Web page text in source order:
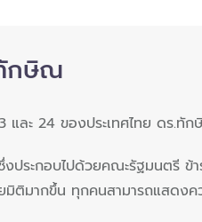
กษิณ
และ 24 ของประเทศไทย ดร.
งประกอบไปด้วยคณะรัฐมนตรี
ติมากขึ้น ทุกคนสามารถแสดง